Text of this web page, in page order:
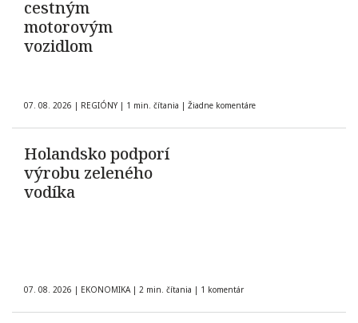
cestným
motorovým
vozidlom
07. 08. 2026 | REGIÓNY | 1 min. čítania | Žiadne komentáre
Holandsko podporí
výrobu zeleného
vodíka
07. 08. 2026 | EKONOMIKA | 2 min. čítania | 1 komentár